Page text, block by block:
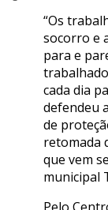
“Os
socorro e
para e
cada dia
defendeu
de
retomada
que vem
municipal